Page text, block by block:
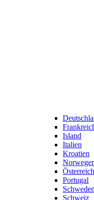
Island
Italien
Kroatien
Österreich
Portugal
Schweden
Schweiz